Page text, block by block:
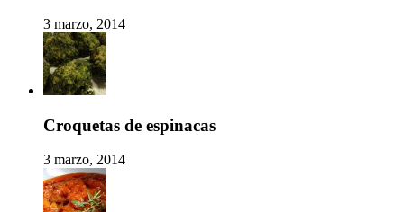
3 marzo, 2014
Croquetas de espinacas
3 marzo, 2014